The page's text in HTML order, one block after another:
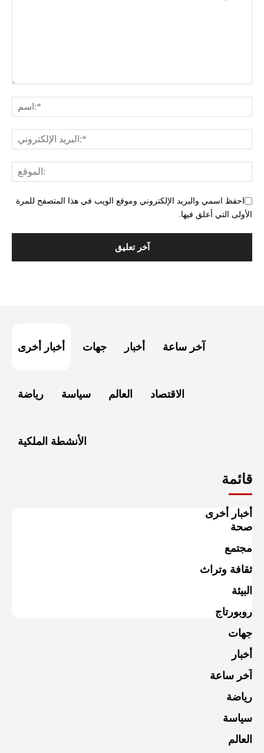
احفظ اسمي والبريد الإلكتروني وموقع الويب في هذا المتصفح للمرة
الأولى التي أعلق فيها.
أخبار أخرى جهات أخبار آخر ساعة
رياضة سياسة العالم الاقتصاد
الأنشطة الملكية
قائمة
أخبار أخرى
صحة
مجتمع
ثقافة وتراث
البيئة
روبورتاج
جهات
أخبار
آخر ساعة
رياضة
سياسة
العالم